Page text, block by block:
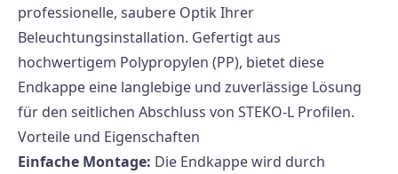
professionelle, saubere Optik Ihrer
Beleuchtungsinstallation. Gefertigt aus
hochwertigem Polypropylen (PP), bietet diese
Endkappe eine langlebige und zuverlässige Lösung
für den seitlichen Abschluss von STEKO-L Profilen.
Vorteile und Eigenschaften
Einfache Montage: Die Endkappe wird durch